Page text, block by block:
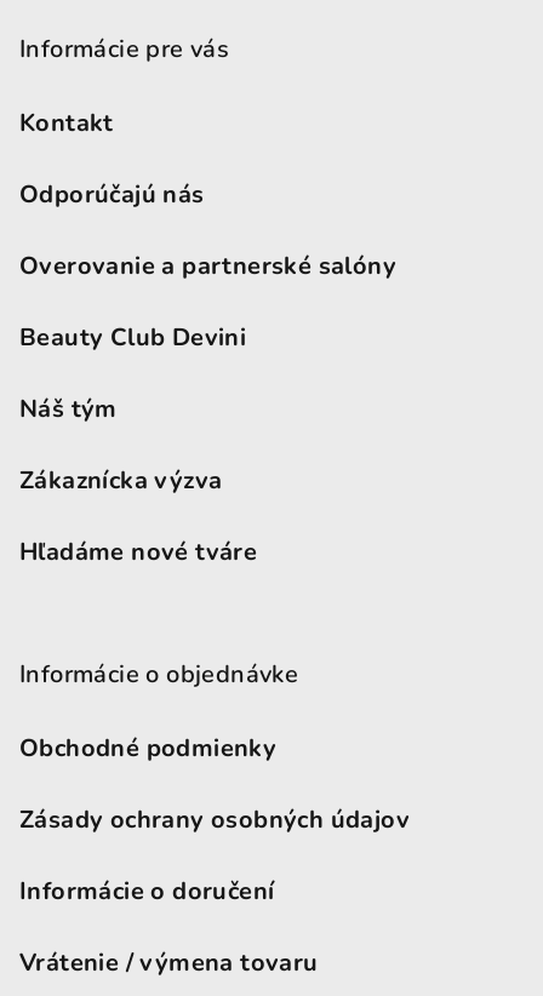
Informácie pre vás
Kontakt
Odporúčajú nás
Overovanie a partnerské salóny
Beauty Club Devini
Náš tým
Zákaznícka výzva
Hľadáme nové tváre
Informácie o objednávke
Obchodné podmienky
Zásady ochrany osobných údajov
Informácie o doručení
Vrátenie / výmena tovaru